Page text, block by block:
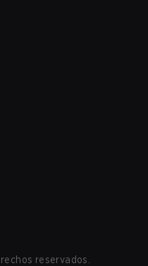
reservados.